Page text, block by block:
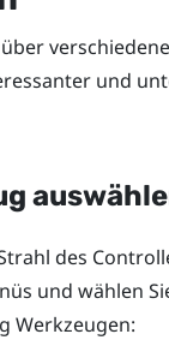
und
des
und wählen
Werkzeugen: